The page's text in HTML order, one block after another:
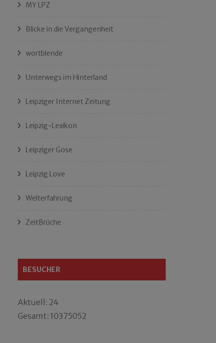
MY LPZ
Blicke in die Vergangenheit
wortblende
Unterwegs im Hinterland
Leipziger Internet Zeitung
Leipzig-Lexikon
Leipziger Gose
Leipzig Love
Welterfahrung
ZeitBrüche
BESUCHER
Aktuell: 24
Gesamt: 10375052